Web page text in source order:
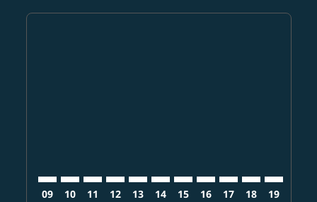
09 10 11 12 13 14 15 16 17 18 19